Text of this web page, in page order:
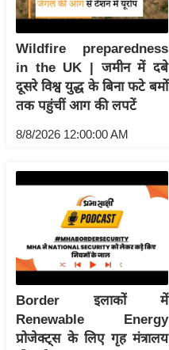
ट
खे
ल
क्रि
के
P
L
6
क्रा
इ
म
Wildfire preparedness
in the UK | जमीन में दबे
दूसरे विश्व युद्ध के बिना फटे बमों
तक पहुंचीं आग की लपटें
8/8/2026 12:00:00 AM
Border इलाकों में
Renewable Energy
प्रोजेक्ट्स के लिए गृह मंत्रालय